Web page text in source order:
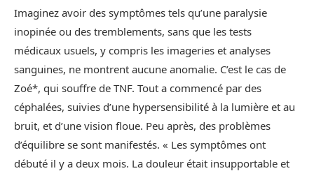
Imaginez avoir des symptômes tels qu’une paralysie
inopinée ou des tremblements, sans que les tests
médicaux usuels, y compris les imageries et analyses
sanguines, ne montrent aucune anomalie. C’est le cas de
Zoé*, qui souffre de TNF. Tout a commencé par des
céphalées, suivies d’une hypersensibilité à la lumière et au
bruit, et d’une vision floue. Peu après, des problèmes
d’équilibre se sont manifestés. « Les symptômes ont
débuté il y a deux mois. La douleur était insupportable et